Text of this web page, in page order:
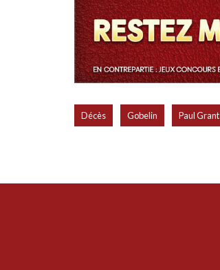
Décès Gobelin Paul Grant